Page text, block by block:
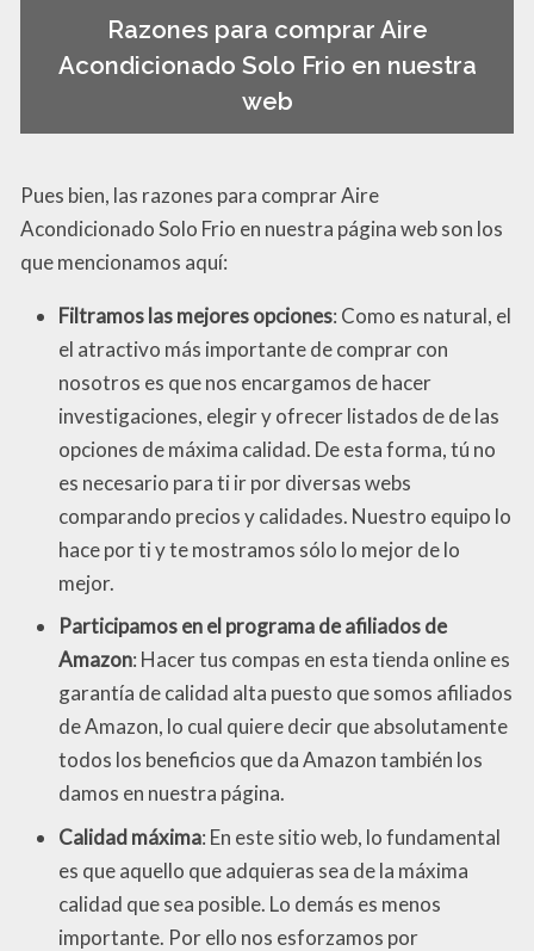
Razones para comprar Aire
Acondicionado Solo Frio en nuestra
web
Pues bien, las razones para comprar Aire
Acondicionado Solo Frio en nuestra página web son los
que mencionamos aquí:
Filtramos las mejores opciones: Como es natural, el
el atractivo más importante de comprar con
nosotros es que nos encargamos de hacer
investigaciones, elegir y ofrecer listados de de las
opciones de máxima calidad. De esta forma, tú no
es necesario para ti ir por diversas webs
comparando precios y calidades. Nuestro equipo lo
hace por ti y te mostramos sólo lo mejor de lo
mejor.
Participamos en el programa de afiliados de
Amazon: Hacer tus compas en esta tienda online es
garantía de calidad alta puesto que somos afiliados
de Amazon, lo cual quiere decir que absolutamente
todos los beneficios que da Amazon también los
damos en nuestra página.
Calidad máxima: En este sitio web, lo fundamental
es que aquello que adquieras sea de la máxima
calidad que sea posible. Lo demás es menos
importante. Por ello nos esforzamos por